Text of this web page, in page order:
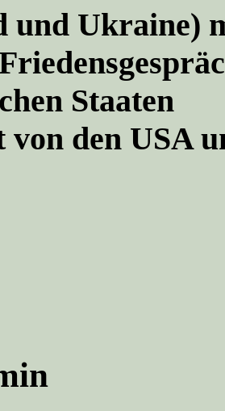
und Ukraine)
Staaten
von den USA